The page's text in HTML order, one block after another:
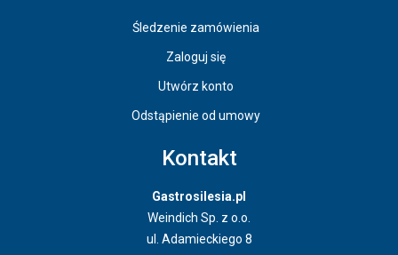
Śledzenie zamówienia
Zaloguj się
Utwórz konto
Odstąpienie od umowy
Kontakt
Gastrosilesia.pl
Weindich Sp. z o.o.
ul. Adamieckiego 8